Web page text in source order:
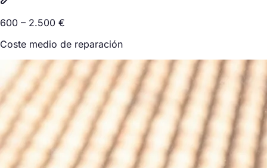
600 – 2.500 €
Coste medio de reparación